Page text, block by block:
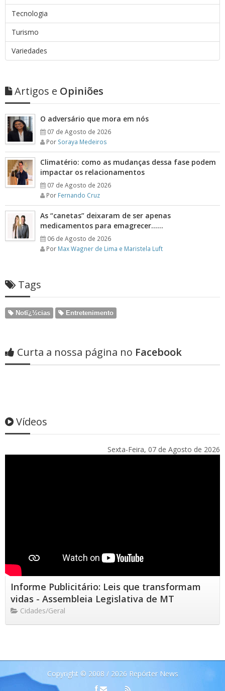
Tecnologia
Turismo
Variedades
Artigos e Opiniões
O adversário que mora em nós
07 de Agosto de 2026
Por Soraya Medeiros
Climatério: como as mudanças dessa fase podem
impactar os relacionamentos
07 de Agosto de 2026
Por Fernando Cruz
As “canetas” deixaram de ser apenas
medicamentos para emagrecer……
06 de Agosto de 2026
Por Max Wagner de Lima e Maristela Luft
Tags
Notï¿½cias Entretenimento
Curta a nossa página no Facebook
Vídeos
Sexta-Feira, 07 de Agosto de 2026
Informe Publicitário: Leis que transformam
vidas - Assembleia Legislativa de MT
Cidades/Geral
Copyright © 2008 / 2026 Repórter News